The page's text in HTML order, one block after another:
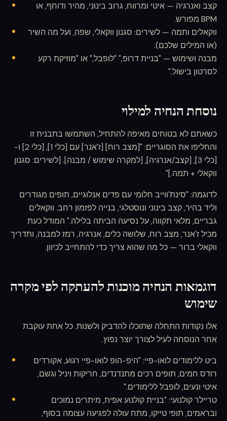
קצב ואנרגיה — איטי ומרווח, גרוב בינוני, מהיר ודוחף, או
BPM מפורש.
ווקאלים ותמה — לשירים: סגנון ווקאלי, שפה, ועל מה השיר
(או המילים שלכם).
מבנה ושימוש — "בניית דרופ," "לופבל," או "מוזיקת רקע
לסרטון בישול."
נוסחת הנחיה למילוי
כשאתם לא בטוחים מאיפה להתחיל, השתמשו בתבנית זו
והחליפו את הסוגריים: "[מצב רוח] [ז'אנר] עם [כלי 1], [כלי 2] ו-
[כלי 3], [קצב/אנרגיה], [למקרה שימוש / מבנה]. [לשירים: סגנון
ווקאלי + תמה.]"
לדוגמה: "סינת'ווייב חלומי עם פדים אנלוגיים, תופים מגודרים
וליד בהיר, קצב בינוני ונוסטלגי, בנייה לפזמון רחב. ווקאלים
גבריים, מלאי תקווה, על נסיעה הביתה בלילה." המודל כעת
מכיל ז'אנר, מצב רוח, שלושה כלים, אנרגיה, רמז למבנה, ותדריך
ווקאלי ברור — כל מה שהוא צריך כדי להתחייב לכיוון.
דוגמאות הנחיה מוכנות להעתקה לפי מקרה
שימוש
אלו נקודות התחלה שתוכלו להדביק ולשנות. כל אחת עוקבת
אחר הנוסחה לעיל לצורך יוצר נפוץ.
ביט ללימודים לואו-פיי: "היפ-הופ לואו-פיי רגוע, אקורדים
רודס חמים, תופים רכים מתנדנדים, חריקות ויניל וגשם,
איטי ונעים, לופבל ללימודים."
טריילר קולנועי: "בניית קולנוע אפית, מיתרים נמוכים
ובראמים, תופי טייקו, מתח עולה לפגיעה עצומה בסוף,